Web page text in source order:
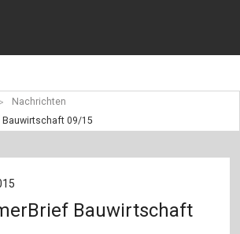
Nachrichten
Bauwirtschaft 09/15
Bauwirtschaft